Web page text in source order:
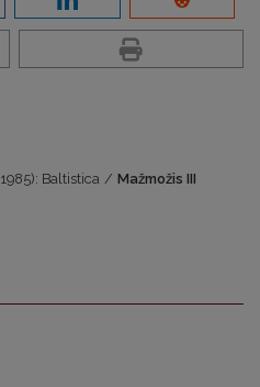
Baltistica / Mažmožis III